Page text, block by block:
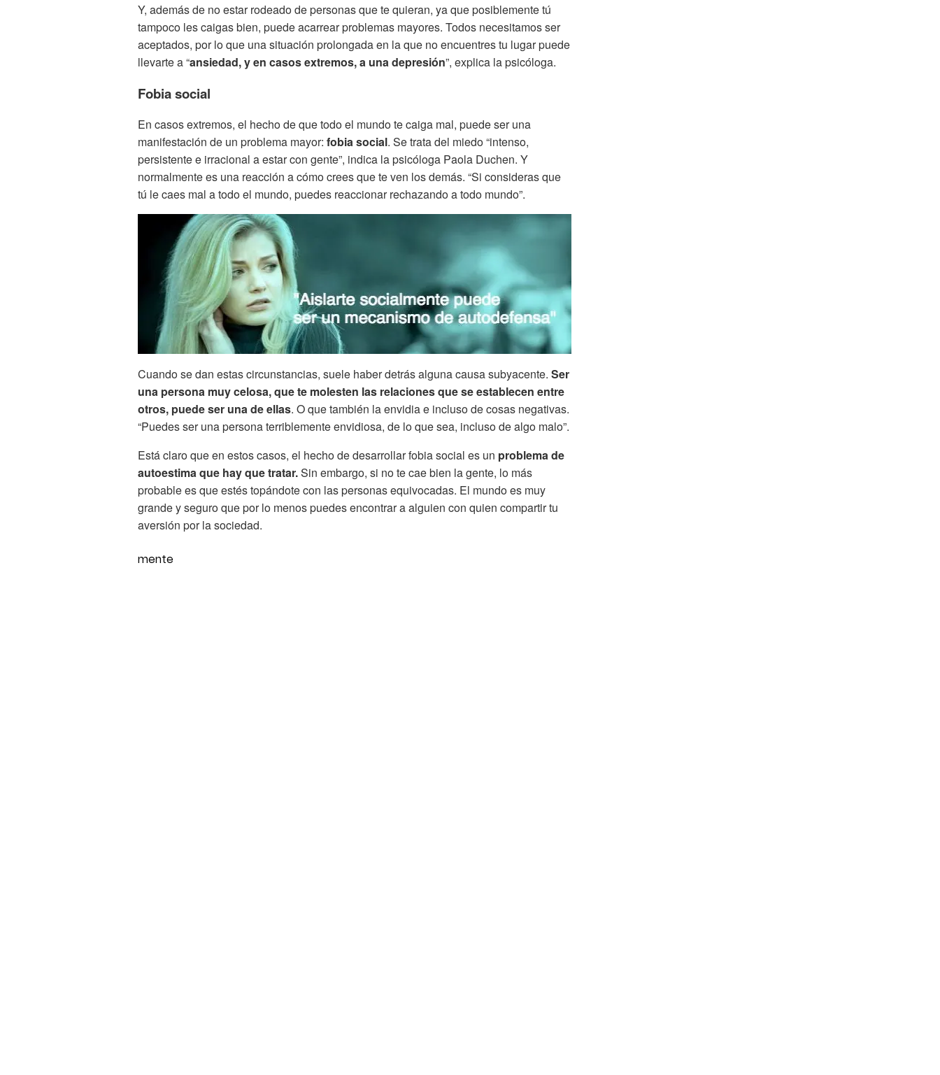
Y, además de no estar rodeado de personas que te quieran, ya que posiblemente tú
tampoco les caigas bien, puede acarrear problemas mayores. Todos necesitamos ser
aceptados, por lo que una situación prolongada en la que no encuentres tu lugar puede
llevarte a “ansiedad, y en casos extremos, a una depresión”, explica la psicóloga.
Fobia social
En casos extremos, el hecho de que todo el mundo te caiga mal, puede ser una
manifestación de un problema mayor: fobia social. Se trata del miedo “intenso,
persistente e irracional a estar con gente”, indica la psicóloga Paola Duchen. Y
normalmente es una reacción a cómo crees que te ven los demás. “Si consideras que
tú le caes mal a todo el mundo, puedes reaccionar rechazando a todo mundo”.
Cuando se dan estas circunstancias, suele haber detrás alguna causa subyacente. Ser
una persona muy celosa, que te molesten las relaciones que se establecen entre
otros, puede ser una de ellas. O que también la envidia e incluso de cosas negativas.
“Puedes ser una persona terriblemente envidiosa, de lo que sea, incluso de algo malo”.
Está claro que en estos casos, el hecho de desarrollar fobia social es un problema de
autoestima que hay que tratar.Sin embargo, si no te cae bien la gente, lo más
probable es que estés topándote con las personas equivocadas. El mundo es muy
grande y seguro que por lo menos puedes encontrar a alguien con quien compartir tu
aversión por la sociedad.
mente